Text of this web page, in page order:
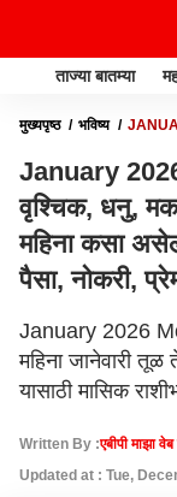
ताज्या बातम्या
मुख्यपृष्ठ भविष्य
नोकरी, प्रेम.. मासिक
January
वृश्चिक, धनु,
महिना कसा
पैसा, नोकरी,
January 2026
महिना जानेवारी
यासाठी मासिक
Written By :एबीपी माझा
Updated at : Tue,